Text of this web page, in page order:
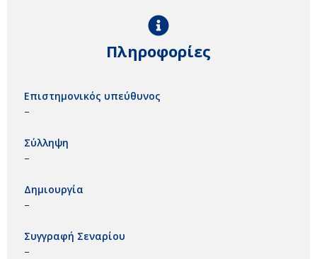
Πληροφορίες
Επιστημονικός υπεύθυνος
–
Σύλληψη
–
Δημιουργία
–
Συγγραφή Σεναρίου
–